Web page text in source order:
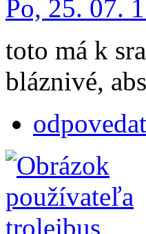
Po, 25. 07.
toto má k
bláznivé,